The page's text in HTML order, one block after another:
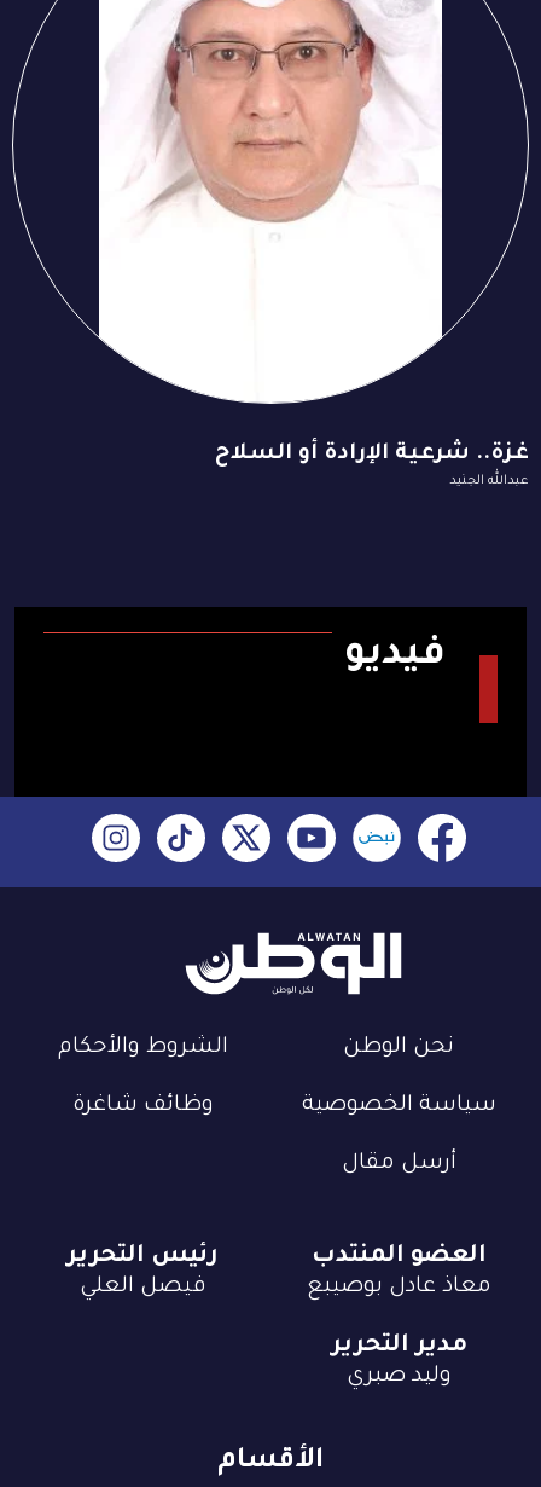
غزة.. شرعية الإرادة أو السلاح
عبدالله الجنيد
فيديو
نحن الوطن الشروط والأحكام
سياسة الخصوصية وظائف شاغرة
أرسل مقال
الأقسام
العضو المنتدب
معاذ عادل بوصيبع
رئيس التحرير
فيصل العلي
مدير التحرير
وليد صبري